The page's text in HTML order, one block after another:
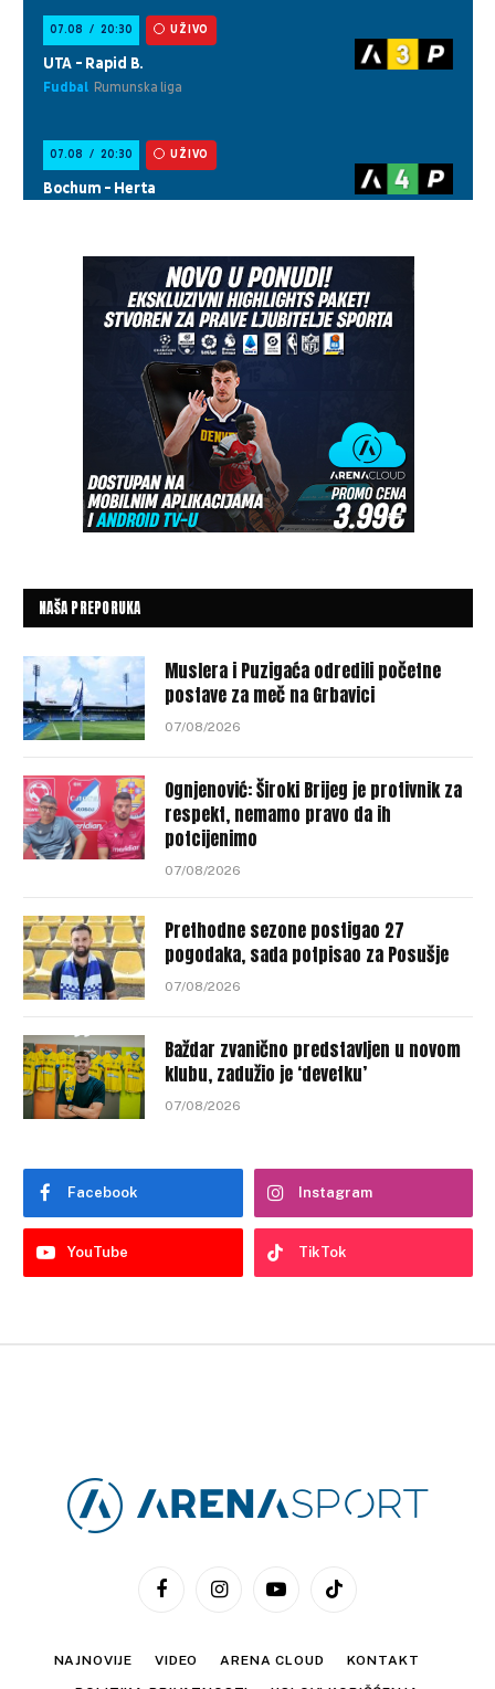
NAŠA PREPORUKA
Muslera i Puzigaća odredili početne
postave za meč na Grbavici
07/08/2026
Ognjenović: Široki Brijeg je protivnik za
respekt, nemamo pravo da ih
potcijenimo
07/08/2026
Prethodne sezone postigao 27
pogodaka, sada potpisao za Posušje
07/08/2026
Baždar zvanično predstavljen u novom
klubu, zadužio je ‘devetku’
07/08/2026
Facebook Instagram
YouTube TikTok
FacebookInstagramYouTubeTikTok
NAJNOVIJE VIDEO ARENA CLOUD KONTAKT